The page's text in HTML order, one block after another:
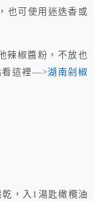
也可使用迷迭香或
辣椒醬粉，不放也
看這裡—>湖南剁椒
，入1湯匙橄欖油